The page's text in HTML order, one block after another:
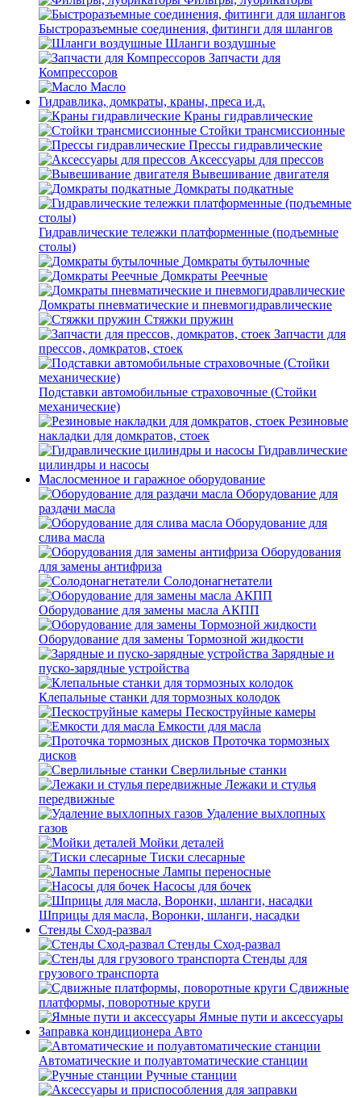
Быстроразъемные соединения, фитинги для шлангов
Шланги воздушные
Запчасти для
Компрессоров
Масло
Гидравлика, домкраты, краны, преса и.д.
Краны гидравлические
Стойки трансмиссионные
Прессы гидравлические
Аксессуары для прессов
Вывешивание двигателя
Домкраты подкатные
Гидравлические тележки платформенные (подъемные
столы)
Домкраты бутылочные
Домкраты Реечные
Домкраты пневматические и пневмогидравлические
Стяжки пружин
Запчасти для
прессов, домкратов, стоек
Подставки автомобильные страховочные (Стойки
механические)
Резиновые
накладки для домкратов, стоек
Гидравлические
цилиндры и насосы
Маслосменное и гаражное оборудование
Оборудование для
раздачи масла
Оборудование для
слива масла
Оборудования
для замены антифриза
Солодонагнетатели
Оборудование для замены масла АКПП
Оборудование для замены Тормозной жидкости
Зарядные и
пуско-зарядные устройства
Клепальные станки для тормозных колодок
Пескоструйные камеры
Емкости для масла
Проточка тормозных
дисков
Сверлильные станки
Лежаки и стулья
передвижные
Удаление выхлопных
газов
Мойки деталей
Тиски слесарные
Лампы переносные
Насосы для бочек
Шприцы для масла, Воронки, шланги, насадки
Стенды Сход-развал
Стенды Сход-развал
Стенды для
грузового транспорта
Сдвижные
платформы, поворотные круги
Ямные пути и аксессуары
Заправка кондиционера Авто
Автоматические и полуавтоматические станции
Ручные станции